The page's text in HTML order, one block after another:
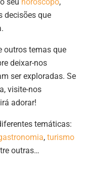
decisões que
outros temas que
deixar-nos
ser exploradas. Se
visite-nos
adorar!
temáticas:
, turismo
outras…